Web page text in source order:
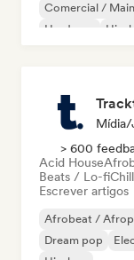
Comercial /
Hardcore
Hip-
Mídia/
> 600
Acid House
Beats / Lo-fi
Escrever artigos
Afrobeat /
Dream pop